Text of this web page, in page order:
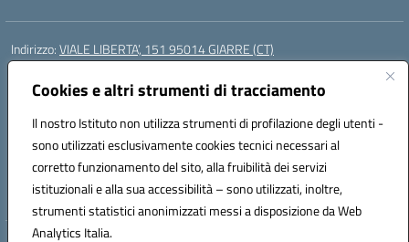
Cookies e altri strumenti di tracciamento
Il nostro Istituto non utilizza strumenti di profilazione degli utenti -
sono utilizzati esclusivamente cookies tecnici necessari al
corretto funzionamento del sito, alla fruibilità dei servizi
istituzionali e alla sua accessibilità – sono utilizzati, inoltre,
strumenti statistici anonimizzati messi a disposizione da Web
Analytics Italia.
Indirizzo:VIALE LIBERTA’, 151 95014 GIARRE (CT)
Centralino:
Posta elettronica certificata (PEC):ctmm151004@pec.istruzione.it
Codice fiscale: 92032760875
Codice meccanografico:CTMM151004
Codice Indice delle Pubbliche Amministrazioni (IPA): cpiacd
Codice unico di fatturazione (CUF): UF783Q